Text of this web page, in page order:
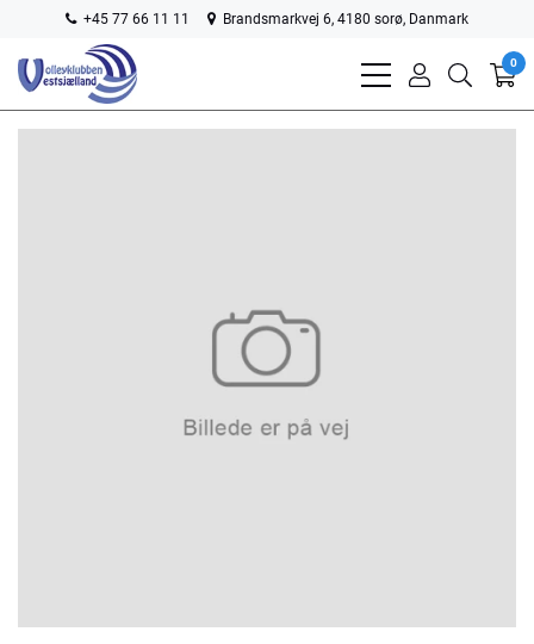
+45 77 66 11 11 Brandsmarkvej 6, 4180 sorø, Danmark
bars
user
search
0